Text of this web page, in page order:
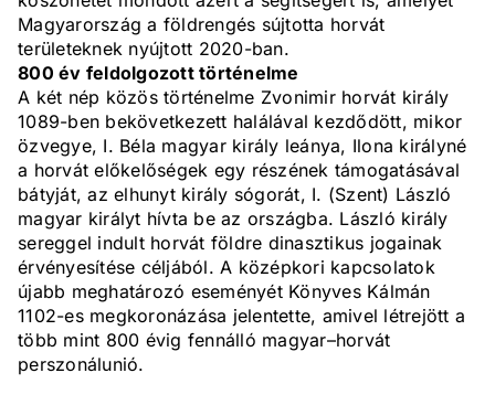
Magyarország a földrengés sújtotta horvát
területeknek nyújtott 2020-ban.
800 év feldolgozott történelme
A két nép közös történelme Zvonimir horvát király
1089-ben bekövetkezett halálával kezdődött, mikor
özvegye, I. Béla magyar király leánya, Ilona királyné
a horvát előkelőségek egy részének támogatásával
bátyját, az elhunyt király sógorát, I. (Szent) László
magyar királyt hívta be az országba. László király
sereggel indult horvát földre dinasztikus jogainak
érvényesítése céljából. A középkori kapcsolatok
újabb meghatározó eseményét Könyves Kálmán
1102-es megkoronázása jelentette, amivel létrejött a
több mint 800 évig fennálló magyar–horvát
perszonálunió.